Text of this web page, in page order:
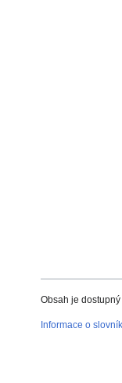
Obsah je dostupný
Informace o